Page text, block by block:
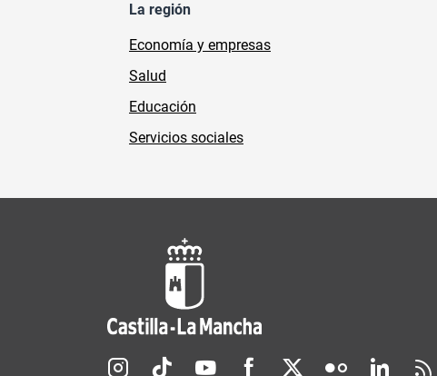
La región
Economía y empresas
Salud
Educación
Servicios sociales
Redes sociales JCCM